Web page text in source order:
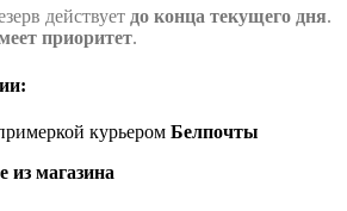
действует до конца текущего дня.
приоритет.
курьером Белпочты
из магазина